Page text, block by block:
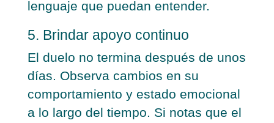
lenguaje que puedan entender.
5. Brindar apoyo continuo
El duelo no termina después de unos
días. Observa cambios en su
comportamiento y estado emocional
a lo largo del tiempo. Si notas que el